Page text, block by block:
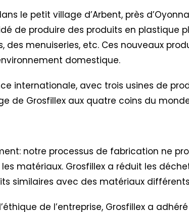
le petit village d’Arbent, près
de produire des produits en plastique
menuiseries, etc. Ces nouveaux
domestique.
internationale, avec trois usines de
de Grosfillex aux quatre coins du
notre processus de fabrication ne
matériaux. Grosfillex a réduit les
similaires avec des matériaux
de l’entreprise, Grosfillex a